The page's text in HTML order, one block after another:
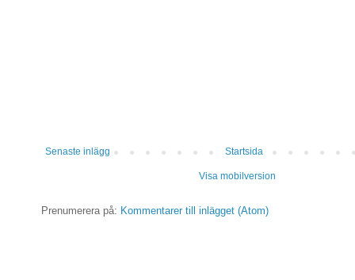
Senaste inlägg Startsida
Visa mobilversion
Prenumerera på: Kommentarer till inlägget (Atom)